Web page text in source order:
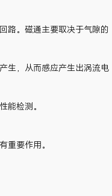
路。磁通主要取决于气隙的
生，从而感应产生出涡流电
能检测。
重要作用。